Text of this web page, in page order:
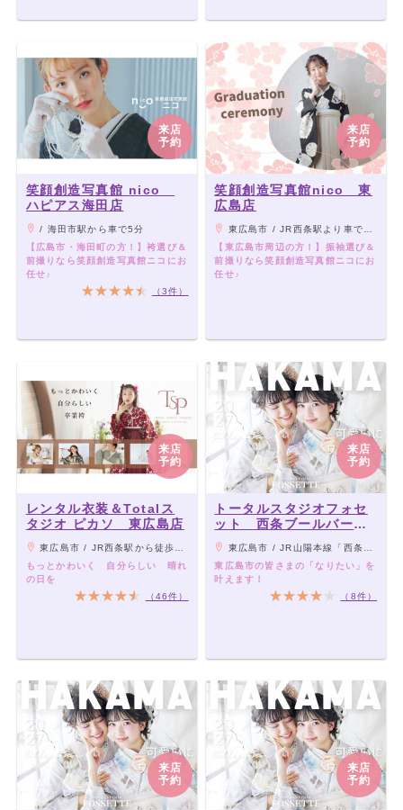
来店
予約
笑顔創造写真館 nico
ハピアス海田店
/ 海田市駅から車で5分
【広島市・海田町の方！】袴選び＆
前撮りなら笑顔創造写真館ニコにお
任せ♪
（3件）
来店
予約
笑顔創造写真館nico 東
広島店
東広島市 / JR西条駅より車で10分
【東広島市周辺の方！】振袖選び＆
前撮りなら笑顔創造写真館ニコにお
任せ♪
来店
予約
レンタル衣装＆Totalス
タジオ ピカソ 東広島店
東広島市 / JR西条駅から徒歩15分
もっとかわいく 自分らしい 晴れ
の日を
（46件）
来店
予約
トータルスタジオフォセ
ット 西条ブールバール
店
東広島市 / JR山陽本線「西条駅」より徒歩12分
東広島市の皆さまの「なりたい」を
叶えます！
（8件）
来店
予約
来店
予約